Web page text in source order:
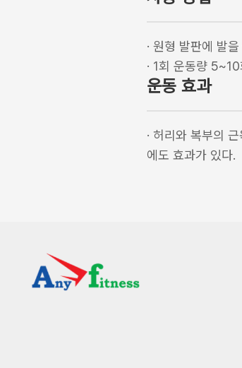
· 원형 발판에 발
· 1회 운동량
운동 효과
· 허리와 복부의
에도 효과가 있다.